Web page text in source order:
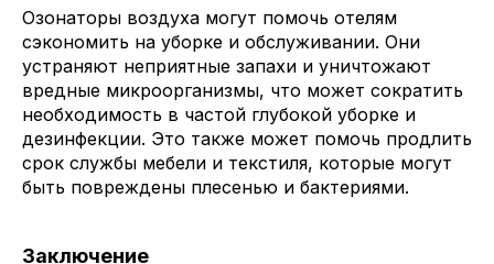
Озонаторы воздуха могут помочь отелям
сэкономить на уборке и обслуживании. Они
устраняют неприятные запахи и уничтожают
вредные микроорганизмы, что может сократить
необходимость в частой глубокой уборке и
дезинфекции. Это также может помочь продлить
срок службы мебели и текстиля, которые могут
быть повреждены плесенью и бактериями.
Заключение